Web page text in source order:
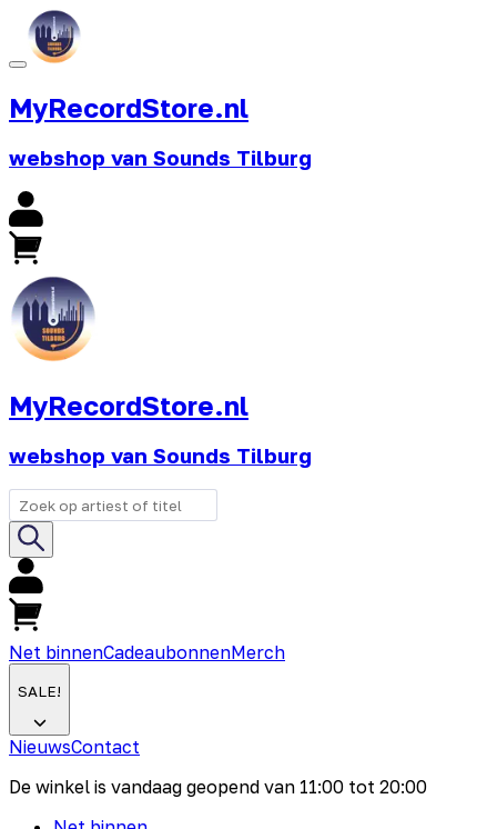
MyRecordStore.nl
webshop van Sounds Tilburg
MyRecordStore.nl
webshop van Sounds Tilburg
Net binnenCadeaubonnenMerch
SALE!
NieuwsContact
De winkel is vandaag geopend van 11:00 tot 20:00